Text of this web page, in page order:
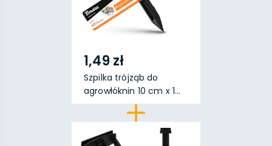
1,49 zł
Szpilka trójząb do
agrowłóknin 10 cm x 1...